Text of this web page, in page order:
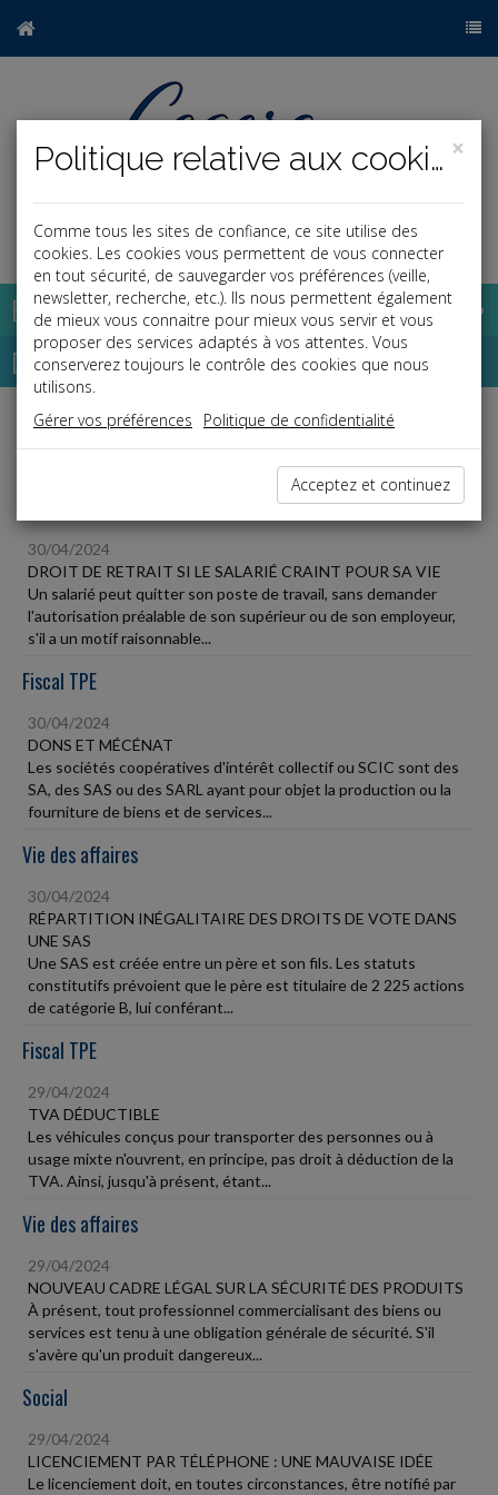
a
Base documentaire
Dépêches
Liste des dernières dépêches
30/04/2024
DROIT DE RETRAIT SI LE SALARIÉ CRAINT POUR SA VIE
Un salarié peut quitter son poste de travail, sans demander
l'autorisation préalable de son supérieur ou de son employeur,
s'il a un motif raisonnable...
Fiscal TPE
30/04/2024
DONS ET MÉCÉNAT
Les sociétés coopératives d'intérêt collectif ou SCIC sont des
SA, des SAS ou des SARL ayant pour objet la production ou la
fourniture de biens et de services...
Vie des affaires
30/04/2024
RÉPARTITION INÉGALITAIRE DES DROITS DE VOTE DANS
UNE SAS
Une SAS est créée entre un père et son fils. Les statuts
constitutifs prévoient que le père est titulaire de 2 225 actions
de catégorie B, lui conférant...
Fiscal TPE
29/04/2024
TVA DÉDUCTIBLE
Les véhicules conçus pour transporter des personnes ou à
usage mixte n'ouvrent, en principe, pas droit à déduction de la
TVA. Ainsi, jusqu'à présent, étant...
Vie des affaires
29/04/2024
NOUVEAU CADRE LÉGAL SUR LA SÉCURITÉ DES PRODUITS
À présent, tout professionnel commercialisant des biens ou
services est tenu à une obligation générale de sécurité. S'il
s'avère qu'un produit dangereux...
Social
29/04/2024
LICENCIEMENT PAR TÉLÉPHONE : UNE MAUVAISE IDÉE
Le licenciement doit, en toutes circonstances, être notifié par
×
Politique relative aux cookies
Comme tous les sites de confiance, ce site utilise des
cookies. Les cookies vous permettent de vous connecter
en tout sécurité, de sauvegarder vos préférences (veille,
newsletter, recherche, etc.). Ils nous permettent également
de mieux vous connaitre pour mieux vous servir et vous
proposer des services adaptés à vos attentes. Vous
conserverez toujours le contrôle des cookies que nous
utilisons.
Gérer vos préférences
Politique de confidentialité
Acceptez et continuez